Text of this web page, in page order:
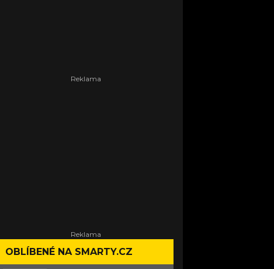
OBLÍBENÉ NA SMARTY.CZ